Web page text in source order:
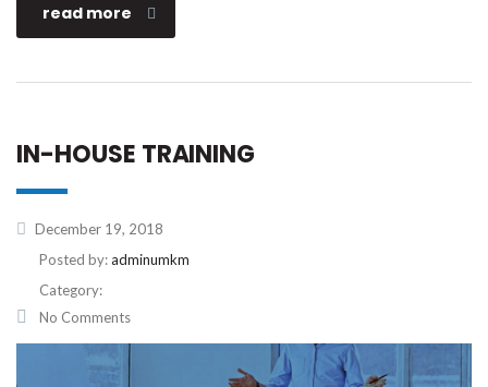
read more
IN-HOUSE TRAINING
December 19, 2018
Posted by:adminumkm
Category:
No Comments